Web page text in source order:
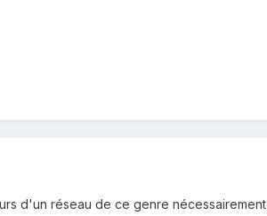
d'un réseau de ce genre